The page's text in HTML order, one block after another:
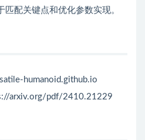
匹配关键点和优化参数实现。
humanoid.github.io
arxiv.org/pdf/2410.21229